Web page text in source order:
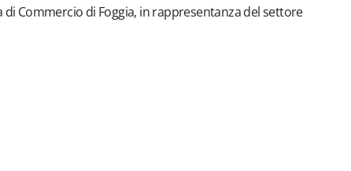
Commercio di Foggia, in rappresentanza del settore